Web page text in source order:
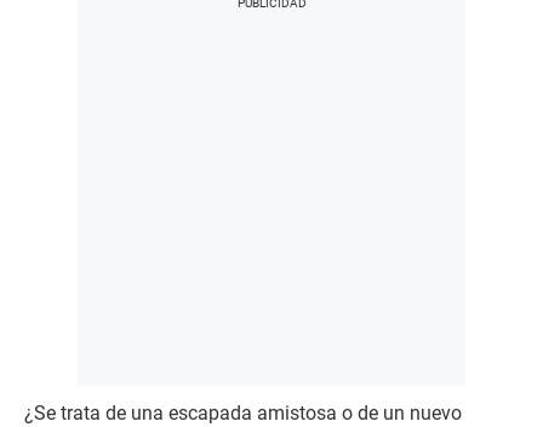
¿Se trata de una escapada amistosa o de un nuevo